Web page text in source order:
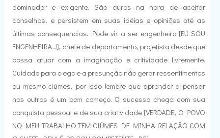
dominador e exigente. São duros na hora de aceitar
conselhos, e persistem em suas idéias e opiniões até as
últimas consequencias. Pode vir a ser engenheiro [EU SOU
ENGENHEIRA J], chefe de departamento, projetista desde que
possa atuar com a imaginação e critividade livremente.
Cuidado para o ego e a presunção não gerar ressentimentos
ou mesmo ciúmes, por isso lembre que aprender a pensar
nos outros é um bom começo. O sucesso chega com sua
conquista pessoal e de sua criatividade [VERDADE, O POVO
NO MEU TRABALHO TEM CIÚMES DE MINHA RELAÇÃO COM